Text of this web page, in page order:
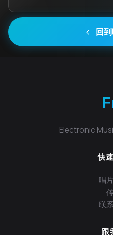
回
Electronic
快
唱
联
跟